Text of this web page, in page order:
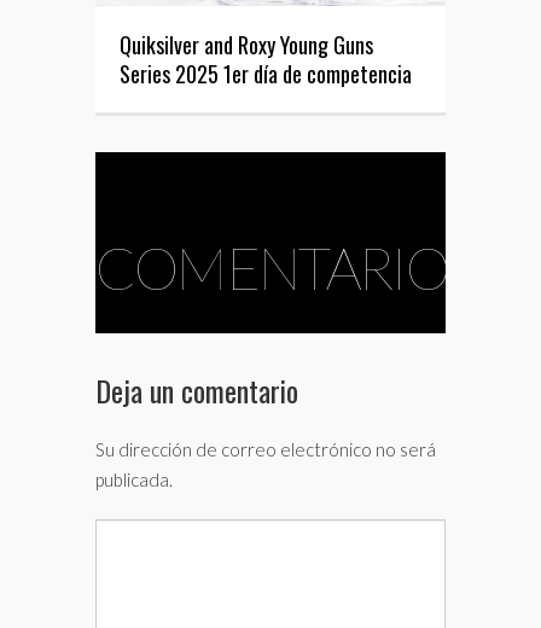
Quiksilver and Roxy Young Guns
Series 2025 1er día de competencia
COMENTARIOS
Deja un comentario
Su dirección de correo electrónico no será
publicada.